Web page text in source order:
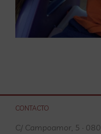
CONTACTO
C/ Campoamor, 5 ·